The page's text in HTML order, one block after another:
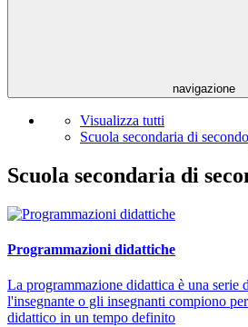
navigazione
Visualizza tutti
Scuola secondaria di
Scuola secondaria di
Programmazioni didattiche
La programmazione didattica è una serie
l'insegnante o gli insegnanti compiono
didattico in un tempo definito